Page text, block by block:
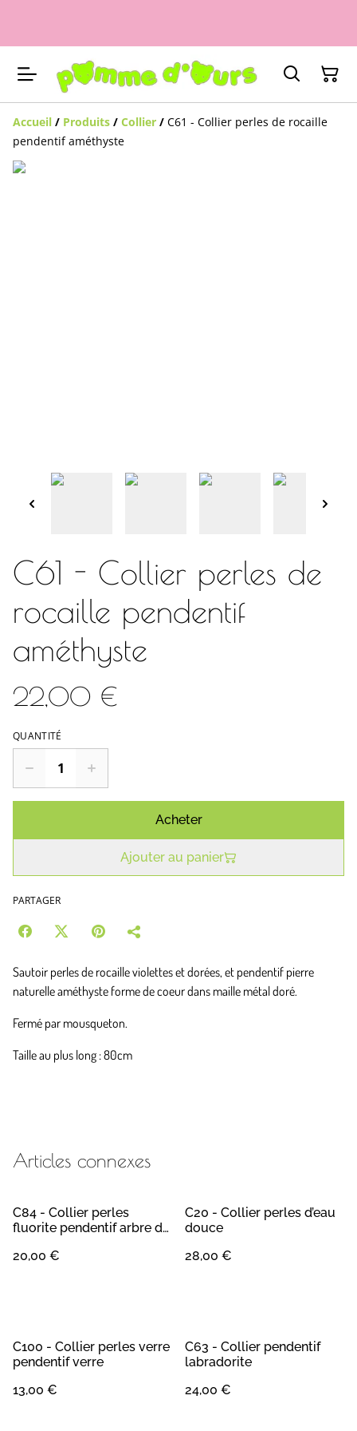
Accueil / Produits / Collier / C61 - Collier perles de rocaille
pendentif améthyste
C61 - Collier perles de
rocaille pendentif
améthyste
22,00 €
QUANTITÉ
Acheter
Ajouter au panier
PARTAGER
Sautoir perles de rocaille violettes et dorées, et pendentif pierre
naturelle améthyste forme de coeur dans maille métal doré.
Fermé par mousqueton.
Taille au plus long : 80cm
Articles connexes
C84 - Collier perles
fluorite pendentif arbre de
20,00 €
C20 - Collier perles d’eau
douce
28,00 €
C100 - Collier perles verre
pendentif verre
13,00 €
C63 - Collier pendentif
labradorite
24,00 €